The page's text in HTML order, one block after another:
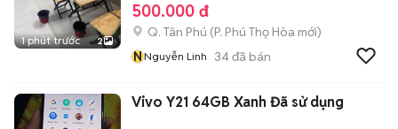
1 phút trước 2
500.000 đ
Q. Tân Phú (P. Phú Thọ Hòa mới)
NNguyễn Linh 34đã bán
Vivo Y21 64GB Xanh Đã sử dụng